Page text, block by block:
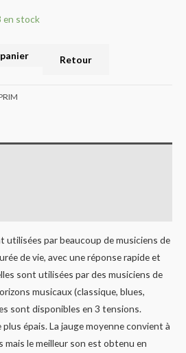
en stock
Retour
utilisées par beaucoup de musiciens de
de vie, avec une réponse rapide et
sont utilisées par des musiciens de
musicaux (classique, blues,
sont disponibles en 3 tensions.
plus épais. La jauge moyenne convient à
le meilleur son est obtenu en